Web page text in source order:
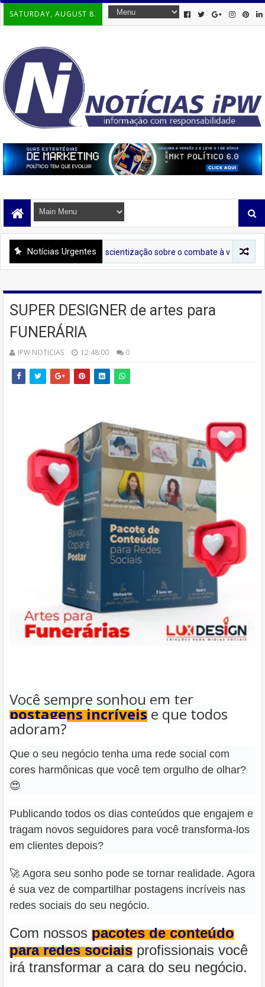
SATURDAY, AUGUST 8.
Notícias Urgentes
Lilás leva conscientização sobre o combate à violência contra a
SUPER DESIGNER de artes para
FUNERÁRIA
IPW NOTICIAS 12:48:00 0
Você sempre sonhou em ter
postagens incríveis e que todos
adoram?
Que o seu negócio tenha uma rede social com
cores harmônicas que você tem orgulho de olhar?
😍
Publicando todos os dias conteúdos que engajem e
tragam novos seguidores para você transforma-los
em clientes depois?
🚀 Agora seu sonho pode se tornar realidade. Agora
é sua vez de compartilhar postagens incríveis nas
redes sociais do seu negócio.
Com nossos pacotes de conteúdo
para redes sociais profissionais você
irá transformar a cara do seu negócio.